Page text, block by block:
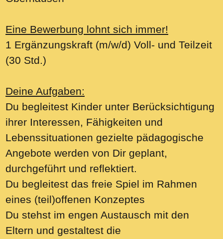
Eine Bewerbung lohnt sich immer!
1 Ergänzungskraft (m/w/d) Voll- und Teilzeit
(30 Std.)
Deine Aufgaben:
Du begleitest Kinder unter Berücksichtigung
ihrer Interessen, Fähigkeiten und
Lebenssituationen gezielte pädagogische
Angebote werden von Dir geplant,
durchgeführt und reflektiert.
Du begleitest das freie Spiel im Rahmen
eines (teil)offenen Konzeptes
Du stehst im engen Austausch mit den
Eltern und gestaltest die